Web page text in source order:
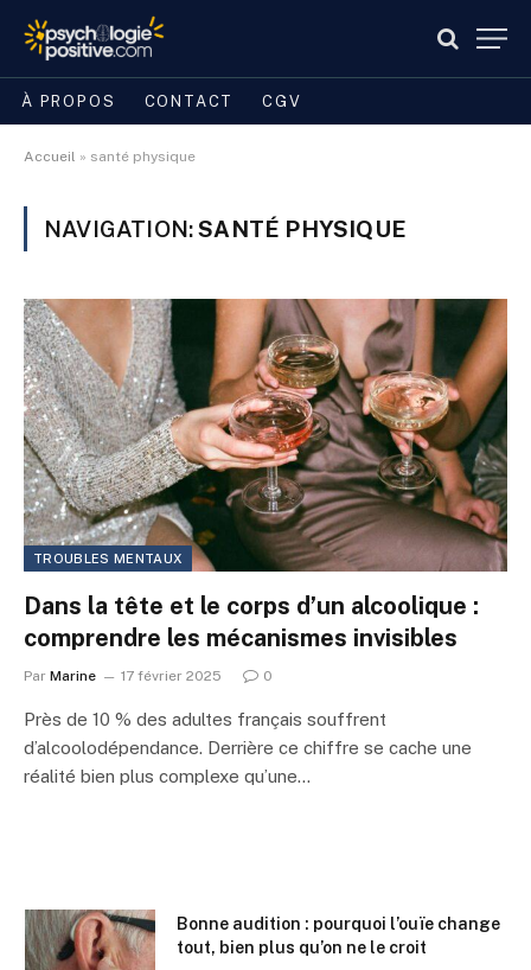
À PROPOS CONTACT CGV
Accueil » santé physique
NAVIGATION:SANTÉ PHYSIQUE
TROUBLES MENTAUX
Dans la tête et le corps d’un alcoolique :
comprendre les mécanismes invisibles
Par Marine 17 février 2025 0
Près de 10 % des adultes français souffrent
d’alcoolodépendance. Derrière ce chiffre se cache une
réalité bien plus complexe qu’une…
Bonne audition : pourquoi l’ouïe change
tout, bien plus qu’on ne le croit